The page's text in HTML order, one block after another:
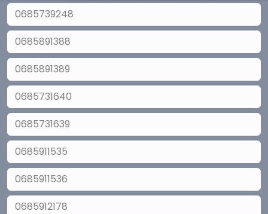
0685739248
0685891388
0685891389
0685731640
0685731639
0685911535
0685911536
0685912178